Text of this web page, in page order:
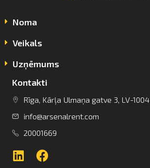
Lietuva
Noma
Veikals
Uzņēmums
Kontakti
Rīga, Kārļa Ulmaņa gatve 3, LV-1004
info@arsenalrent.com
20001669